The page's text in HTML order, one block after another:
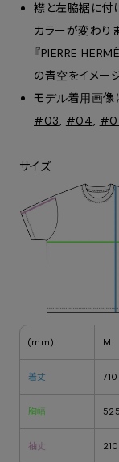
襟と左脇裾に付
カラーが変わり
『PIERRE
の青空をイメー
モデル着用画像
#03, #04,
サイズ
(mm) M
着丈 710
胸幅 525
袖丈 210